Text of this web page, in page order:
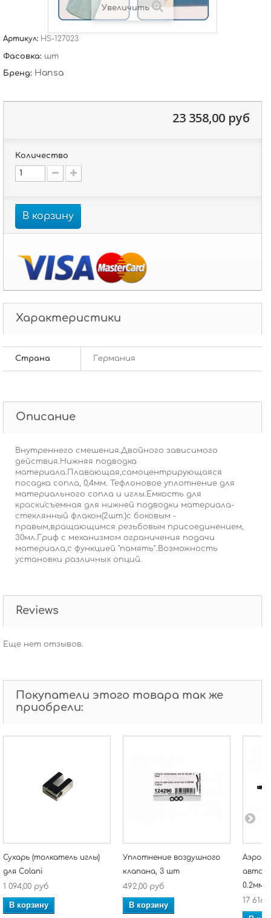
Увеличить
Артикул: HS-127023
Фасовка: шт
Бренд: Hansa
23 358,00 руб
Количество
В корзину
Характеристики
Страна Германия
Описание
Внутреннего смешения.Двойного зависимого
действия.Нижняя подводка
материала.Плавающая,самоцентрирующаяся
посадка сопла, 0,4мм. Тефлоновое уплотнение для
материального сопла и иглы.Емкость для
краски'съемная для нижней подводки материала-
стеклянный флакон(2шт.)с боковым -
правым,вращающимся резьбовым присоединением,
30мл.Гриф с механизмом ограничения подачи
материала,с функцией "память".Возможность
установки различных опций.
Reviews
Еще нет отзывов.
Покупатели этого товара так же
приобрели:
Сухарь (толкатель иглы)
для Colani
1 094,00 руб
В корзину
Уплотнение воздушного
клапана, 3 шт
492,00 руб
В корзину
0.2мм)
17